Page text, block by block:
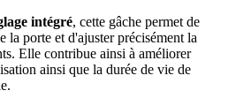
intégré, cette gâche permet de
la porte et d'ajuster précisément la
Elle contribue ainsi à améliorer
ainsi que la durée de vie de